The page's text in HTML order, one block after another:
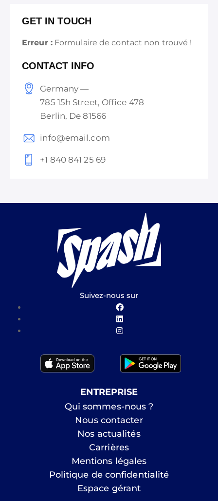
GET IN TOUCH
Erreur :Formulaire de contact non trouvé !
CONTACT INFO
Germany —
785 15h Street, Office 478
Berlin, De 81566
info@email.com
+1 840 841 25 69
Suivez-nous sur
ENTREPRISE
Qui sommes-nous ?
Nous contacter
Nos actualités
Carrières
Mentions légales
Politique de confidentialité
Espace gérant